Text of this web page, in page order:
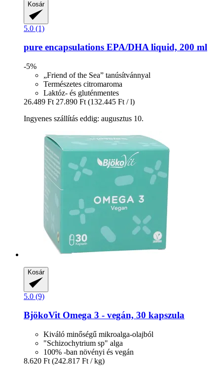
Kosár
5.0 (1)
pure encapsulations EPA/DHA liquid, 200 ml
-5%
„Friend of the Sea” tanúsítvánnyal
Természetes citromaroma
Laktóz- és gluténmentes
26.489 Ft 27.890 Ft (132.445 Ft / l)
Ingyenes szállítás eddig: augusztus 10.
Kosár
5.0 (9)
BjökoVitOmega 3 -​ vegán, 30 kapszula
Kiváló minőségű mikroalga-olajból
"Schizochytrium sp" alga
100% -ban növényi és vegán
8.620 Ft (242.817 Ft / kg)